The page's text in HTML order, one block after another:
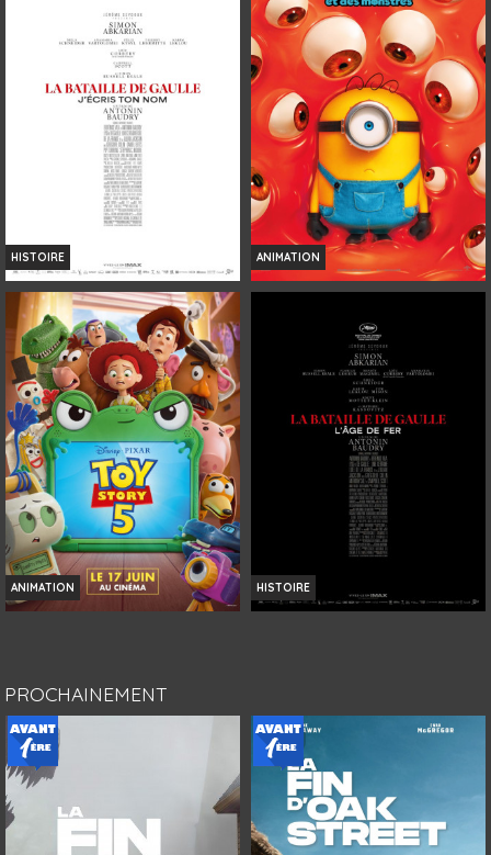
Horaires et Infos
Bande-annonce
Réservation
INT. -12ans
VOST
Horaires et Infos
Bande-annonce
Réservation
TOUT PUBLIC
VF
HISTOIRE
LA BATAILLE DE GAULLE - PARTIE 2 :
J'ÉCRIS TON NOM
Horaires et Infos
Bande-annonce
Réservation
TOUT PUBLIC
VF
ANIMATION
Horaires et Infos
Bande-annonce
Réservation
TOUT PUBLIC
ANIMATION
Bande-annonce
HISTOIRE
Réservation
AVERT. TOUT PUBLIC
PROCHAINEMENT